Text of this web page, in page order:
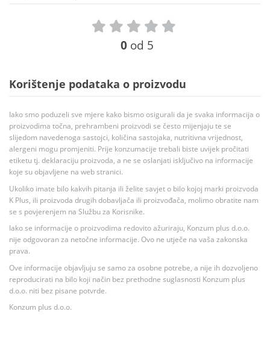
0 od 5
Korištenje podataka o proizvodu
Iako smo poduzeli sve mjere kako bismo osigurali da je svaka informacija o
proizvodima točna, prehrambeni proizvodi se često mijenjaju te se
slijedom navedenoga sastojci, količina sastojaka, nutritivna vrijednost,
alergeni mogu promjeniti. Prije konzumacije trebali biste uvijek pročitati
etiketu tj. deklaraciju proizvoda, a ne se oslanjati isključivo na informacije
koje su objavljene na web stranici.
Ukoliko imate bilo kakvih pitanja ili želite savjet o bilo kojoj marki proizvoda
K Plus, ili proizvoda drugih dobavljača ili proizvođača, molimo obratite nam
se s povjerenjem na Službu za Korisnike.
Iako se informacije o proizvodima redovito ažuriraju, Konzum plus d.o.o.
nije odgovoran za netočne informacije. Ovo ne utječe na vaša zakonska
prava.
Ove informacije objavljuju se samo za osobne potrebe, a nije ih dozvoljeno
reproducirati na bilo koji način bez prethodne suglasnosti Konzum plus
d.o.o. niti bez pisane potvrde.
Konzum plus d.o.o.